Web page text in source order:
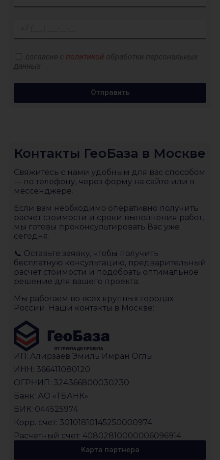
согласие с политикой обработки персональных
данных
Отправить
Контакты ГеоБаза в Москве
Свяжитесь с нами удобным для вас способом
— по телефону, через форму на сайте или в
мессенджере.
Если вам необходимо оперативно получить
расчет стоимости и сроки выполнения работ,
мы готовы проконсультировать Вас уже
сегодня.
📞 Оставьте заявку, чтобы получить
бесплатную консультацию, предварительный
расчет стоимости и подобрать оптимальное
решение для вашего проекта.
Мы работаем во всех крупных городах
России. Наши контакты в Москве:
ИП: Алирзаев Эмиль Имран Оглы
ИНН: 366411080120
ОГРНИП: 324366800030230
Банк: АО «ТБАНК»
БИК: 044525974
Корр. счет: 30101810145250000974
Расчетный счет: 40802810000006096914
Карта партнера